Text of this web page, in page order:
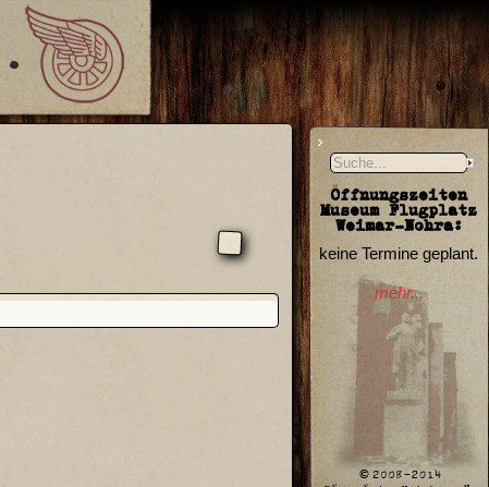
Öffnungszeiten
Museum Flugplatz
Weimar-Nohra:
keine Termine geplant.
mehr...